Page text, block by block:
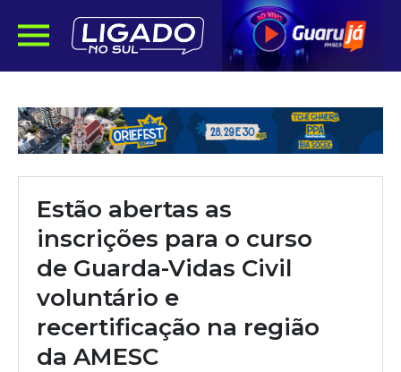
Estão abertas as
inscrições para o curso
de Guarda-Vidas Civil
voluntário e
recertificação na região
da AMESC